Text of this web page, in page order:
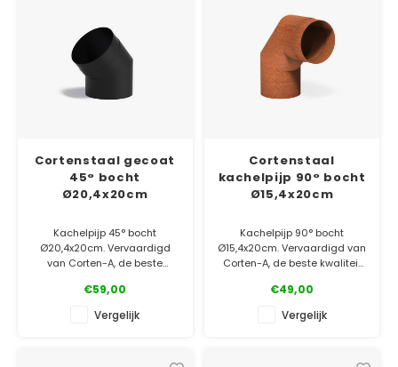
Cortenstaal gecoat
45° bocht
Ø20,4x20cm
Kachelpijp 45° bocht
Ø20,4x20cm. Vervaardigd
van Corten-A, de beste
Afgewerkt met een
hittebestendige coating.
€59,00
Vergelijk
Cortenstaal
kachelpijp 90° bocht
Ø15,4x20cm
Kachelpijp 90° bocht
Ø15,4x20cm. Vervaardigd van
Corten-A, de beste kwaliteit
✓ Laagste prijsgarantie
✓ Gratis bezorgd v.a. €500
€49,00
Vergelijk